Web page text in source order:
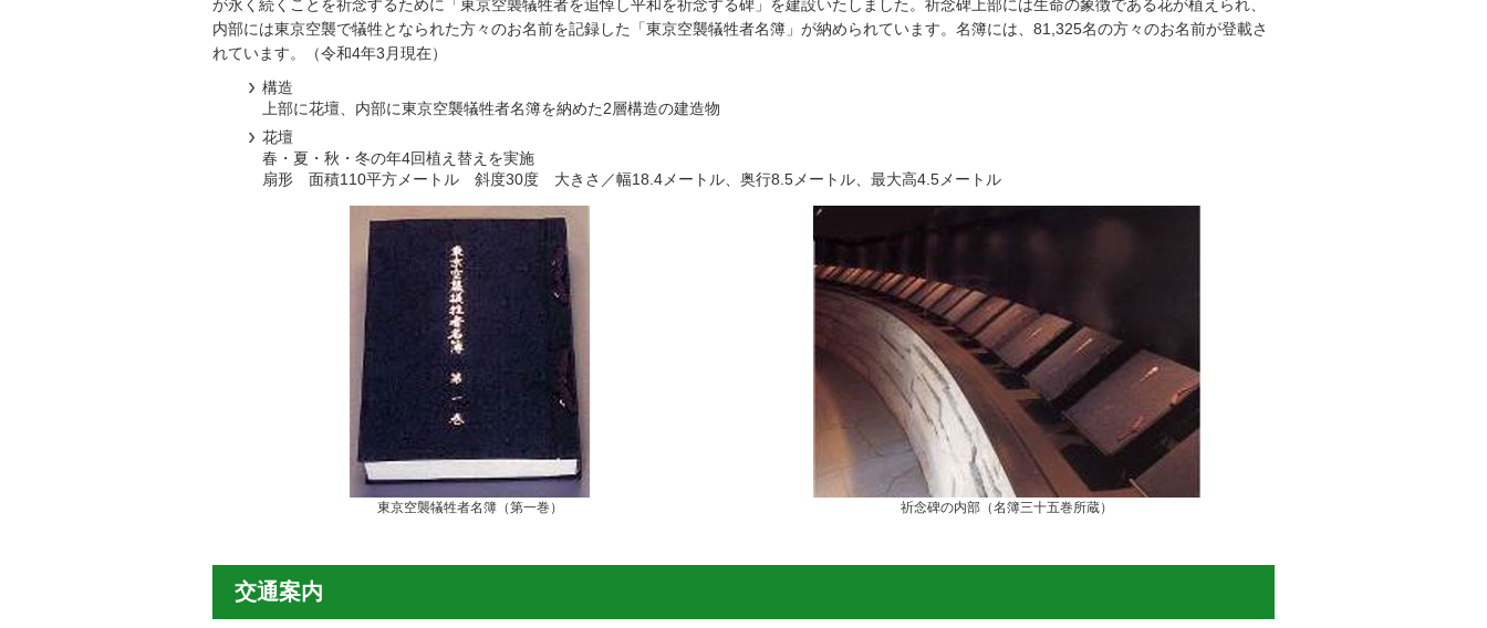
が永く続くことを祈念するために「東京空襲犠牲者を追悼し平和を祈念する碑」を建設いたしました。祈念碑上部には生命の象徴である花が植えられ、
内部には東京空襲で犠牲となられた方々のお名前を記録した「東京空襲犠牲者名簿」が納められています。名簿には、81,325名の方々のお名前が登載さ
れています。（令和4年3月現在）
構造
上部に花壇、内部に東京空襲犠牲者名簿を納めた2層構造の建造物
花壇
春・夏・秋・冬の年4回植え替えを実施
扇形 面積110平方メートル 斜度30度 大きさ／幅18.4メートル、奥行8.5メートル、最大高4.5メートル
東京空襲犠牲者名簿（第一巻） 祈念碑の内部（名簿三十五巻所蔵）
交通案内